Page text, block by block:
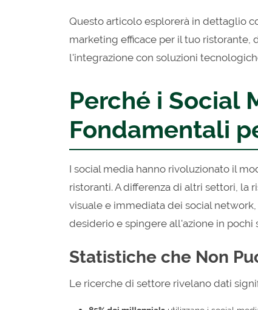
Questo articolo esplorerà in dettaglio
marketing efficace per il tuo ristorante,
l'integrazione con soluzioni
Perché i Social
Fondamentali
I social media hanno rivoluzionato il
ristoranti. A differenza di altri settori, la
visuale e immediata dei social
desiderio e spingere all'azione in pochi
Statistiche che Non
Le ricerche di settore rivelano dati